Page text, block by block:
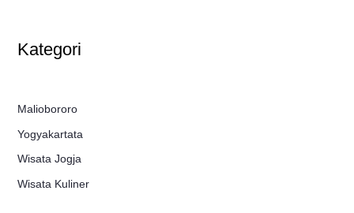
Kategori
Maliobororo
Yogyakartata
Wisata Jogja
Wisata Kuliner